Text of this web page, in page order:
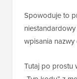
Spowoduje to
wpisania
Tutaj po prostu